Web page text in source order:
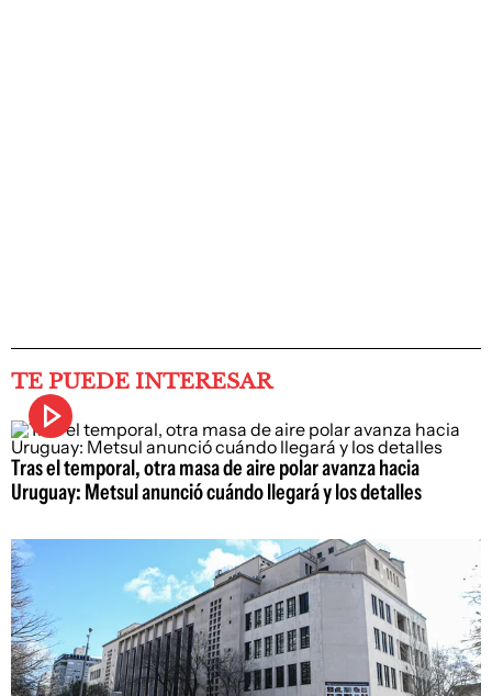
TE PUEDE INTERESAR
Tras el temporal, otra masa de aire polar avanza hacia
Uruguay: Metsul anunció cuándo llegará y los detalles